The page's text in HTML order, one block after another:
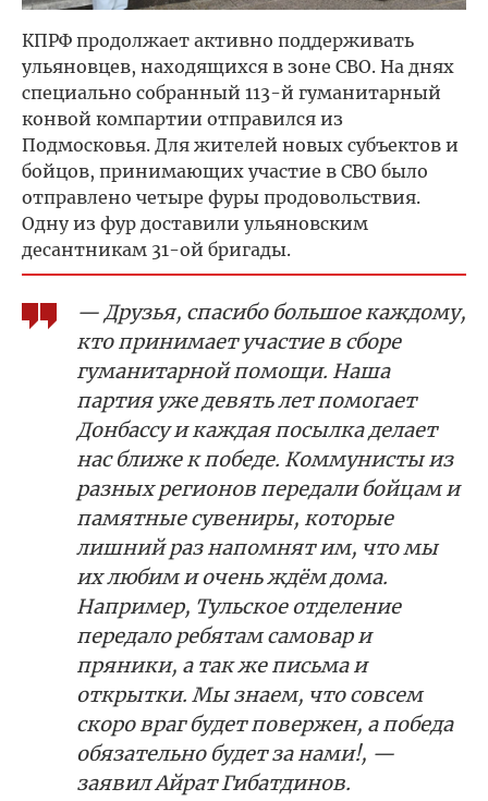
КПРФ продолжает активно поддерживать
ульяновцев, находящихся в зоне СВО. На днях
специально собранный 113-й гуманитарный
конвой компартии отправился из
Подмосковья. Для жителей новых субъектов и
бойцов, принимающих участие в СВО было
отправлено четыре фуры продовольствия.
Одну из фур доставили ульяновским
десантникам 31-ой бригады.
— Друзья, спасибо большое каждому,
кто принимает участие в сборе
гуманитарной помощи. Наша
партия уже девять лет помогает
Донбассу и каждая посылка делает
нас ближе к победе. Коммунисты из
разных регионов передали бойцам и
памятные сувениры, которые
лишний раз напомнят им, что мы
их любим и очень ждём дома.
Например, Тульское отделение
передало ребятам самовар и
пряники, а так же письма и
открытки. Мы знаем, что совсем
скоро враг будет повержен, а победа
обязательно будет за нами!, —
заявил Айрат Гибатдинов.